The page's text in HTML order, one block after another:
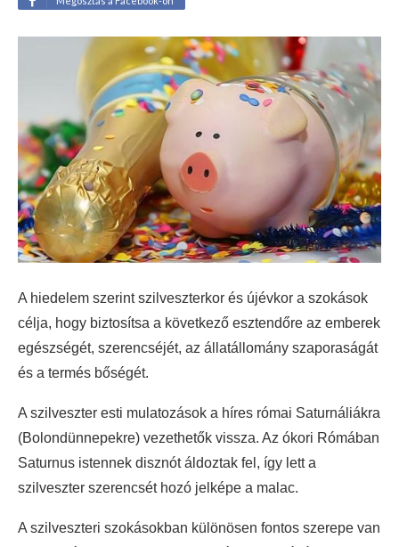
A hiedelem szerint szilveszterkor és újévkor a szokások
célja, hogy biztosítsa a következő esztendőre az emberek
egészségét, szerencséjét, az állatállomány szaporaságát
és a termés bőségét.
A szilveszter esti mulatozások a híres római Saturnáliákra
(Bolondünnepekre) vezethetők vissza. Az ókori Rómában
Saturnus istennek disznót áldoztak fel, így lett a
szilveszter szerencsét hozó jelképe a malac.
A szilveszteri szokásokban különösen fontos szerepe van